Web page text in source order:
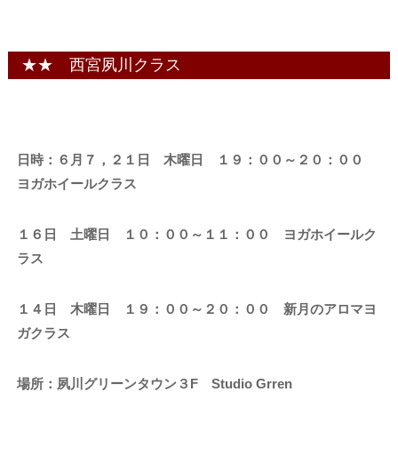
★★ 西宮夙川クラス
日時：６月７，２１日 木曜日 １９：００～２０：００
ヨガホイールクラス
１６日 土曜日 １０：００～１１：００ ヨガホイールク
ラス
１４日 木曜日 １９：００～２０：００ 新月のアロマヨ
ガクラス
場所：夙川グリーンタウン３F Studio Grren